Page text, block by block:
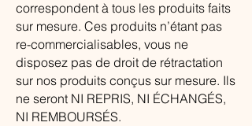
correspondent à tous les produits faits
sur mesure. Ces produits n’étant pas
re-commercialisables, vous ne
disposez pas de droit de rétractation
sur nos produits conçus sur mesure. Ils
ne seront NI REPRIS, NI ÉCHANGÉS,
NI REMBOURSÉS.